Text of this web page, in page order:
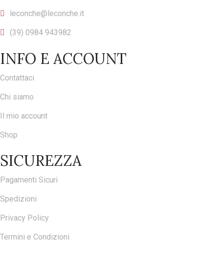
leconche@leconche.it
(39) 0984 943982
INFO E ACCOUNT
Contattaci
Chi siamo
Il mio account
Shop
SICUREZZA
Pagamenti Sicuri
Spedizioni
Privacy Policy
Termini e Condizioni